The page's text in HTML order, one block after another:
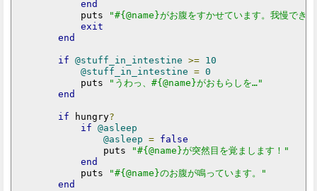
end
            puts
"#{@name}がお腹をすかせています。我慢でき
exit
end
if @stuff_in_intestine >= 10
@stuff_in_intestine = 0
            puts
"うわっ、#{@name}がおもらしを…"
end
if hungry?
if @asleep
@asleep = false
                puts
"#{@name}が突然目を覚まします！"
end
            puts
"#{@name}のお腹が鳴っています。"
end